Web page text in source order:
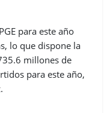
para este año
lo que dispone la
millones de
para este año,